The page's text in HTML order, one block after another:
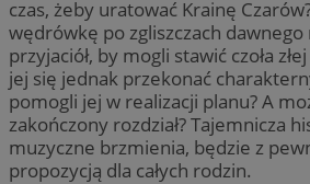
czas, żeby uratować Krainę
wędrówkę po zgliszczach dawnego
przyjaciół, by mogli stawić czoła
jej się jednak przekonać
pomogli jej w realizacji planu? A
zakończony rozdział? Tajemnicza
muzyczne brzmienia, będzie z
propozycją dla całych rodzin.